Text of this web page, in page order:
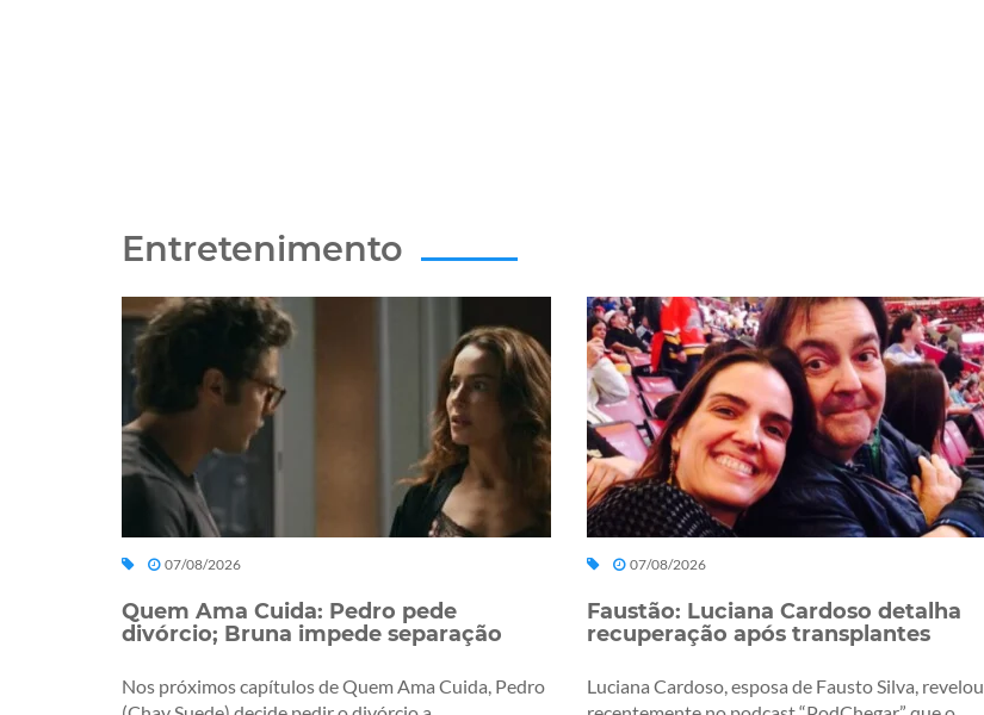
Entretenimento
07/08/2026
Quem Ama Cuida: Pedro pede
divórcio; Bruna impede separação
Nos próximos capítulos de Quem Ama Cuida, Pedro
07/08/2026
Faustão: Luciana Cardoso detalha
recuperação após transplantes
Luciana Cardoso, esposa de Fausto Silva, revelou